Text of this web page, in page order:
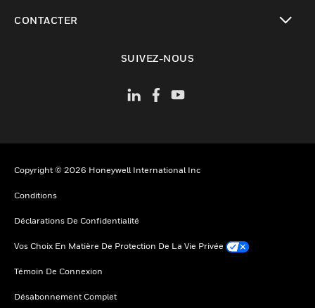
CONTACTER
SUIVEZ-NOUS
Copyright © 2026 Honeywell International Inc
Conditions
Déclarations De Confidentialité
Vos Choix En Matière De Protection De La Vie Privée
Témoin De Connexion
Désabonnement Complet